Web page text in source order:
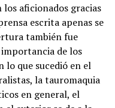
los aficionados gracias
escrita apenas se
también fue
de los
lo que sucedió en el
la tauromaquia
en general, el